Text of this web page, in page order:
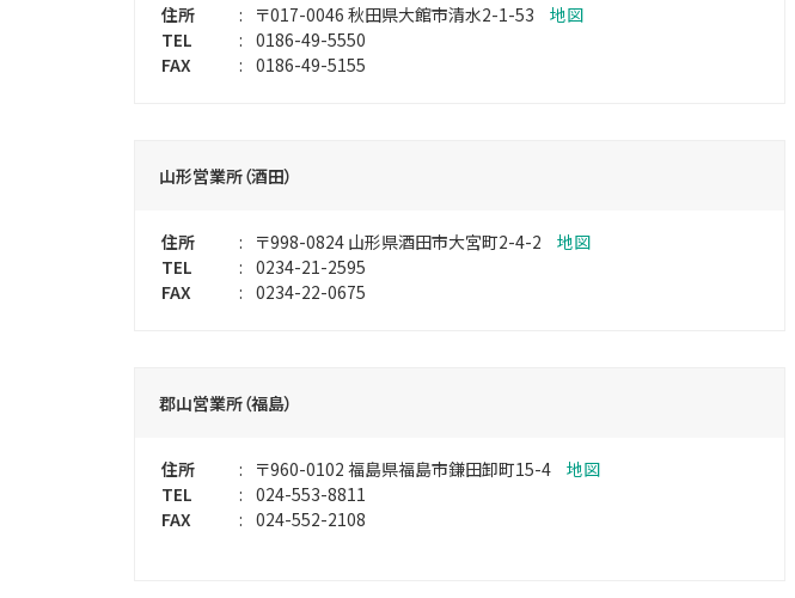
住所 : 〒017-0046 秋田県大館市清水2-1-53
地図
TEL
: 0186-49-5550
FAX
: 0186-49-5155
山形営業所（酒田）
住所 : 〒998-0824 山形県酒田市大宮町2-4-2
地図
TEL
: 0234-21-2595
FAX
: 0234-22-0675
郡山営業所（福島）
住所 : 〒960-0102 福島県福島市鎌田卸町15-4
地図
TEL
: 024-553-8811
FAX
: 024-552-2108